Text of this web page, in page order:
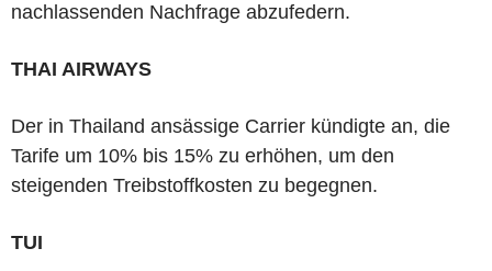
nachlassenden Nachfrage abzufedern.
THAI AIRWAYS
Der in Thailand ansässige Carrier kündigte an, die
Tarife um 10% bis 15% zu erhöhen, um den
steigenden Treibstoffkosten zu begegnen.
TUI